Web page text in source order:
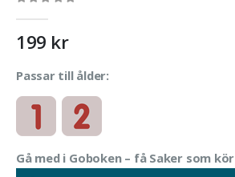
199 kr
Passar till ålder:
Gå med i Goboken – få Saker som kör